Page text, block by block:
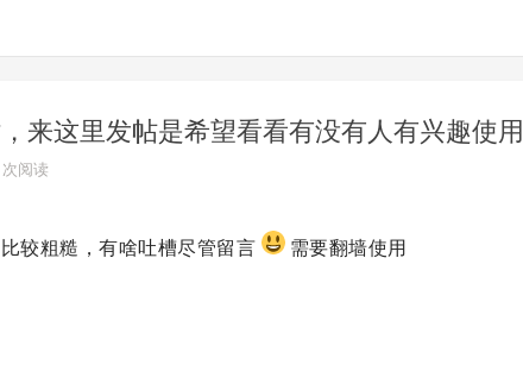
来这里发帖是希望看看有没有人有兴趣使用
次阅读
较粗糙，有啥吐槽尽管留言 需要翻墙使用